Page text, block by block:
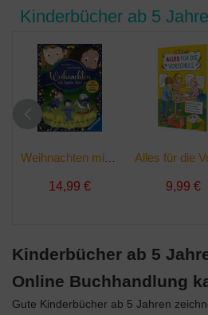
Kinderbücher ab 5
14,99 € 9,99 €
Kinderbücher ab 5
Online Buchhandlung
Gute Kinderbücher ab 5 Jahren